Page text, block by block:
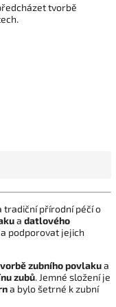
tvorbě
tradiční přírodní péčí o
a datlového
podporovat jejich
zubního povlakua
zubů. Jemné složení je
a bylo šetrné k zubní